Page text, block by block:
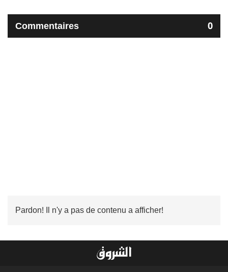
Commentaires 0
Pardon! Il n'y a pas de contenu a afficher!